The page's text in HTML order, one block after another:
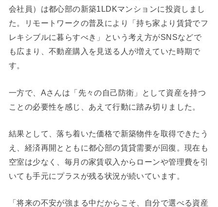
会社員）は都心部の新築1LDKマンションに投資しまし
た。リモートワークの普及により「持ち家より賃貸でフ
レキシブルに暮らすべき」という考え方がSNSなどで
も広まり、不動産購入を見送る人が増えていた時期で
す。
一方で、Aさんは「先々の自己防衛」として資産を持つ
ことの必要性を感じ、あえて行動に踏み切りました。
結果として、落ち着いた価格で新築物件を取得できたう
え、経済再開とともに都心部の賃貸需要が回復。現在も
空室は少なく、毎月の家賃収入からローンや管理費を引
いても手元にプラスが残る状況が続いています。
「将来の不安が強まる中だからこそ、自分で選べる資産